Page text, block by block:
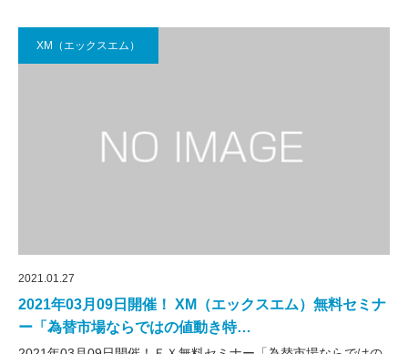
XM（エックスエム）
2021.01.27
2021年03月09日開催！ XM（エックスエム）無料セミナ
ー「為替市場ならではの値動き特…